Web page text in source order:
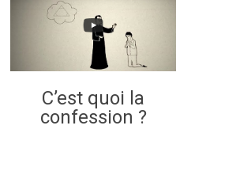
C’est quoi la
confession ?